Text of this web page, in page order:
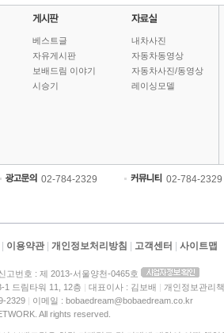
베스트글
자유게시판
보배드림 이야기
시승기
내차사진
자동차동영상
자동차사진/동영상
레이싱모델
02-784-2329 02-784-2329
이용약관 개인정보처리방침 고객센터 사이트맵
고번호 : 제 2013-서울양천-0465호
1 드림타워 11, 12층 | 대표이사 : 김보배 | 개인정보관리
2329 | 이메일 : bobaedream@bobaedream.co.kr
All rights reserved.